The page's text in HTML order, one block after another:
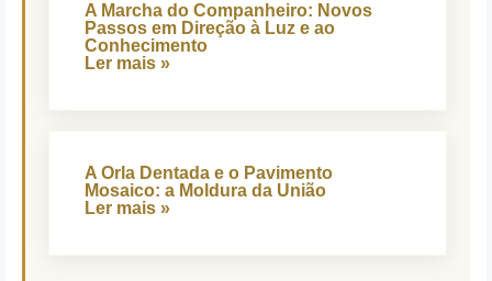
A Marcha do Companheiro: Novos
Passos em Direção à Luz e ao
Conhecimento
Ler mais »
A Orla Dentada e o Pavimento
Mosaico: a Moldura da União
Ler mais »